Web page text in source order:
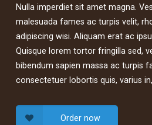
Nulla imperdiet sit amet magna.
malesuada fames ac turpis velit,
adipiscing wisi. Aliquam erat ac
Quisque lorem tortor fringilla sed,
bibendum sapien massa ac turpis
consectetuer lobortis quis, varius
Order now